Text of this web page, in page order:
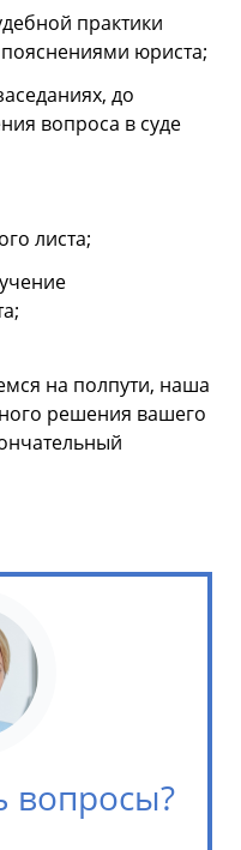
практики
юриста;
до
вопроса в суде
листа;
на полпути, наша
решения вашего
вопросы?